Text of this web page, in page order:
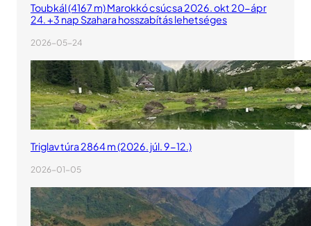
Toubkál (4167 m) Marokkó csúcsa 2026. okt 20-ápr
24. +3 nap Szahara hosszabítás lehetséges
2026-05-24
Triglav túra 2864 m (2026. júl. 9-12.)
2026-01-05